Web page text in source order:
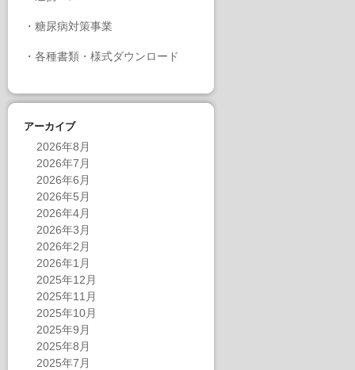
・ 糖尿病対策事業
・ 各種書類・様式ダウンロード
アーカイブ
2026年8月
2026年7月
2026年6月
2026年5月
2026年4月
2026年3月
2026年2月
2026年1月
2025年12月
2025年11月
2025年10月
2025年9月
2025年8月
2025年7月